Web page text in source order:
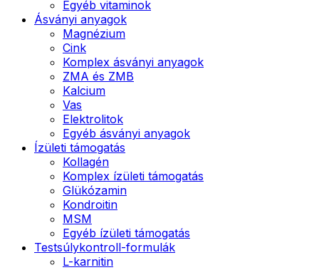
Egyéb vitaminok
Ásványi anyagok
Magnézium
Cink
Komplex ásványi anyagok
ZMA és ZMB
Kalcium
Vas
Elektrolitok
Egyéb ásványi anyagok
Ízületi támogatás
Kollagén
Komplex ízületi támogatás
Glükózamin
Kondroitin
MSM
Egyéb ízületi támogatás
Testsúlykontroll-formulák
L-karnitin